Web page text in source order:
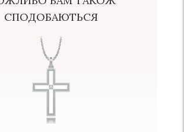
СПОДОБАЮТЬСЯ